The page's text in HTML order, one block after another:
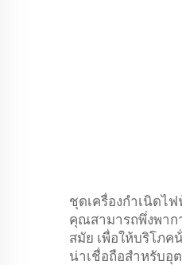
ชุดเครื่องกําเนิดไ
คุณสามารถพึ่งพาก
สมัย เพื่อให้บริโภ
น่าเชื่อถือสําหรับอุ